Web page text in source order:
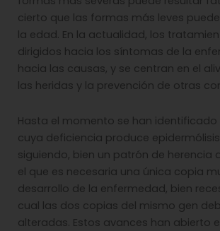
cierto que las formas más leves
la edad. En la actualidad, los
dirigidos hacia los síntomas de la
hacia las causas, y se centran en el
las heridas y la prevención de otras
Hasta el momento se han identificado
cuya deficiencia produce
siguiendo, bien un patrón de herencia
el que es necesaria una única copia
desarrollo de la enfermedad, bien
cual las dos copias del mismo gen
alteradas. Estos avances han abierto